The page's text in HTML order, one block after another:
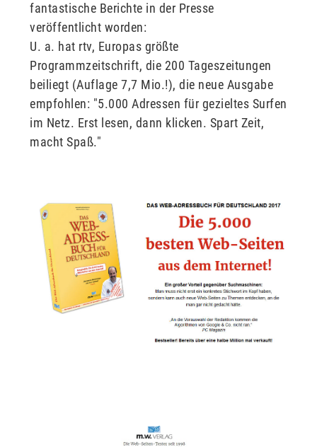
fantastische Berichte in der Presse
veröffentlicht worden:
U. a. hat rtv, Europas größte
Programmzeitschrift, die 200 Tageszeitungen
beiliegt (Auflage 7,7 Mio.!), die neue Ausgabe
empfohlen: "5.000 Adressen für gezieltes Surfen
im Netz. Erst lesen, dann klicken. Spart Zeit,
macht Spaß."